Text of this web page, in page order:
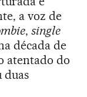
a voz de
,single
década de
atentado do